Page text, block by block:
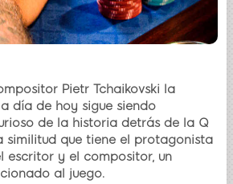
Pietr Tchaikovski la
día de hoy sigue siendo
de la historia detrás de la Q
similitud que tiene el protagonista
escritor y el compositor, un
al juego.